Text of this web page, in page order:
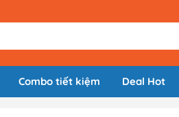
Combo tiết kiệm Deal Hot